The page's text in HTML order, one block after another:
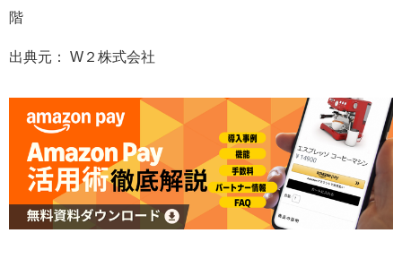
階
出典元： W２株式会社